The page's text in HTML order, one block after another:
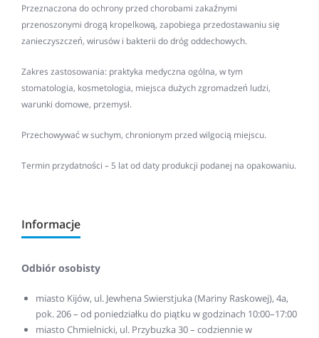
Przeznaczona do ochrony przed chorobami zakaźnymi
przenoszonymi drogą kropelkową, zapobiega przedostawaniu się
zanieczyszczeń, wirusów i bakterii do dróg oddechowych.
Zakres zastosowania: praktyka medyczna ogólna, w tym
stomatologia, kosmetologia, miejsca dużych zgromadzeń ludzi,
warunki domowe, przemysł.
Przechowywać w suchym, chronionym przed wilgocią miejscu.
Termin przydatności – 5 lat od daty produkcji podanej na opakowaniu.
Informacje
Odbiór osobisty
miasto Kijów, ul. Jewhena Swierstjuka (Mariny Raskowej), 4a,
pok. 206 – od poniedziałku do piątku w godzinach 10:00–17:00
miasto Chmielnicki, ul. Przybuzka 30 – codziennie w